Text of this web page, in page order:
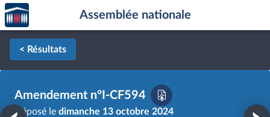
Aller au contenu
Aller en bas de la page
Accèder
à la
page
d'accueil
Assemblée nationale
< Résultats
Amendement n°I-CF594
Déposé le dimanche 13 octobre 2024